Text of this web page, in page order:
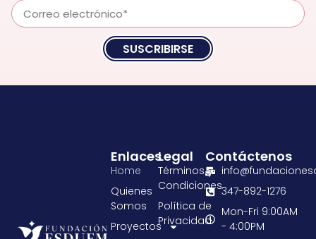
SUSCRIBIRSE
Legal
Términos y
Condiciones
Política de
Privacidad
Enlaces
Home
Quienes
Somos
Proyectos
Contáctenos
347-892-1276
Mon-Fri 9:00AM
- 4:00PM